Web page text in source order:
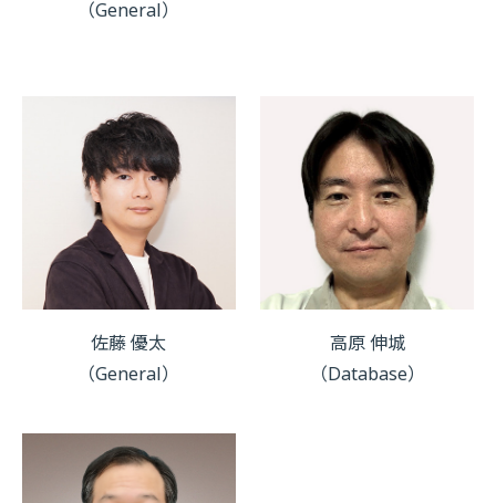
（General）
佐藤 優太
（General）
高原 伸城
（Database）